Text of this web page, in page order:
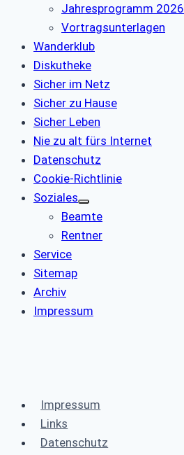
Jahresprogramm 2026
Vortragsunterlagen
Wanderklub
Diskutheke
Sicher im Netz
Sicher zu Hause
Sicher Leben
Nie zu alt fürs Internet
Datenschutz
Cookie-Richtlinie
Soziales
Beamte
Rentner
Service
Sitemap
Archiv
Impressum
Impressum
Links
Datenschutz